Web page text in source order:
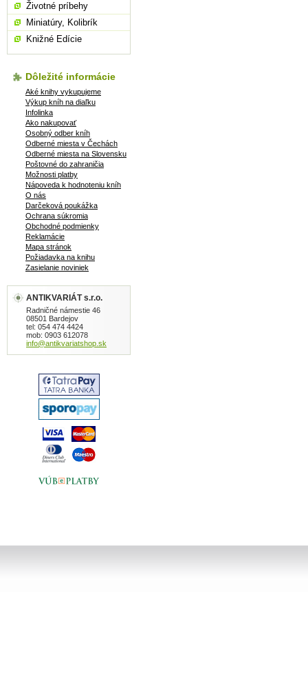
Životné príbehy
Miniatúry, Kolibrík
Knižné Edície
Dôležité informácie
Aké knihy vykupujeme
Výkup kníh na diaľku
Infolinka
Ako nakupovať
Osobný odber kníh
Odberné miesta v Čechách
Odberné miesta na Slovensku
Poštovné do zahraničia
Možnosti platby
Nápoveda k hodnoteniu kníh
O nás
Darčeková poukážka
Ochrana súkromia
Obchodné podmienky
Reklamácie
Mapa stránok
Požiadavka na knihu
Zasielanie noviniek
ANTIKVARIÁT s.r.o.
Radničné námestie 46
08501 Bardejov
tel: 054 474 4424
mob: 0903 612078
info@antikvariatshop.sk